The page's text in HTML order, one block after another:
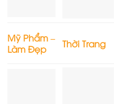
Mỹ Phẩm –
Làm Đẹp
Thời Trang